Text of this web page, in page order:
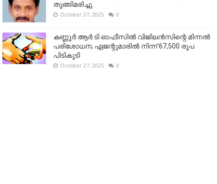
തൂങ്ങിമരിച്ചു.
October 27, 2025 0
കണ്ണൂര്‍ ആര്‍.ടി ഓഫീസില്‍ വിജിലൻസിന്റെ മിന്നല്‍
പരിശോധന; ഏജന്റുമാരില്‍ നിന്ന് 67,500 രൂപ
പിടികൂടി
October 27, 2025 0